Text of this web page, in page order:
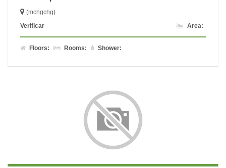
(mchgchg)
Verificar
Area:
Floors: Rooms: Shower: